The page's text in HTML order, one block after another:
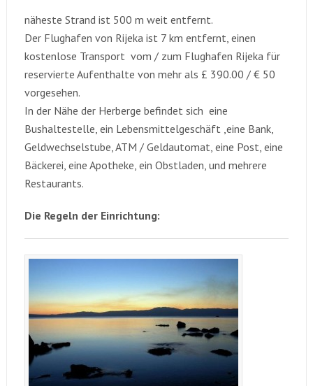
näheste Strand ist 500 m weit entfernt.
Der Flughafen von Rijeka ist 7 km entfernt, einen
kostenlose Transport vom / zum Flughafen Rijeka für
reservierte Aufenthalte von mehr als £ 390.00 / € 50
vorgesehen.
In der Nähe der Herberge befindet sich eine
Bushaltestelle, ein Lebensmittelgeschäft ,eine Bank,
Geldwechselstube, ATM / Geldautomat, eine Post, eine
Bäckerei, eine Apotheke, ein Obstladen, und mehrere
Restaurants.
Die Regeln der Einrichtung: